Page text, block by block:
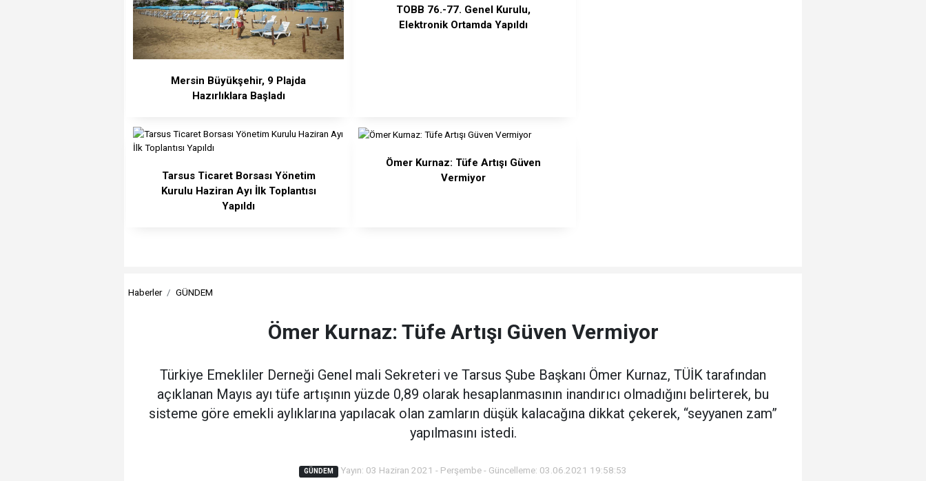
Mersin Büyükşehir, 9 Plajda
Hazırlıklara Başladı
TOBB 76.-77. Genel Kurulu,
Elektronik Ortamda Yapıldı
Tarsus Ticaret Borsası Yönetim
Kurulu Haziran Ayı İlk Toplantısı
Yapıldı
Ömer Kurnaz: Tüfe Artışı Güven
Vermiyor
Haberler GÜNDEM
Ömer Kurnaz: Tüfe Artışı Güven Vermiyor
Türkiye Emekliler Derneği Genel mali Sekreteri ve Tarsus Şube Başkanı Ömer Kurnaz, TÜİK tarafından
açıklanan Mayıs ayı tüfe artışının yüzde 0,89 olarak hesaplanmasının inandırıcı olmadığını belirterek, bu
sisteme göre emekli aylıklarına yapılacak olan zamların düşük kalacağına dikkat çekerek, “seyyanen zam”
yapılmasını istedi.
GÜNDEM Yayın: 03 Haziran 2021 - Perşembe - Güncelleme: 03.06.2021 19:58:53